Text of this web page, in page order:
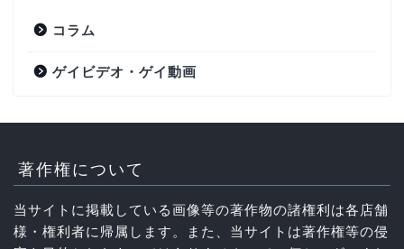
コラム
ゲイビデオ・ゲイ動画
著作権について
当サイトに掲載している画像等の著作物の諸権利は各店舗
様・権利者に帰属します。また、当サイトは著作権等の侵